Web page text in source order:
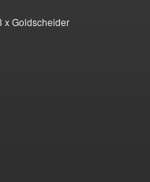
x Goldscheider